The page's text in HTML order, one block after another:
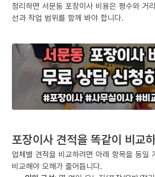
정리하면 서문동 포장이사 비용은 평수와 거
선과 작업 범위를 함께 봐야 합니다.
포장이사 견적을 똑같이 비교
업체별 견적을 비교하려면 아래 항목을 동일
비교해야 오해가 줄어듭니다.